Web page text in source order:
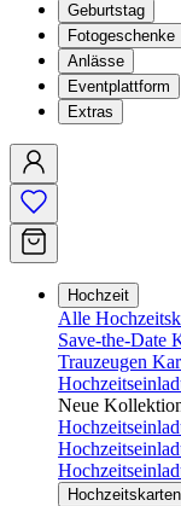
Geburtstag
Fotogeschenke
Anlässe
Eventplattform
Extras
Hochzeit
Alle
Save-the-Date
Trauzeugen
Neue